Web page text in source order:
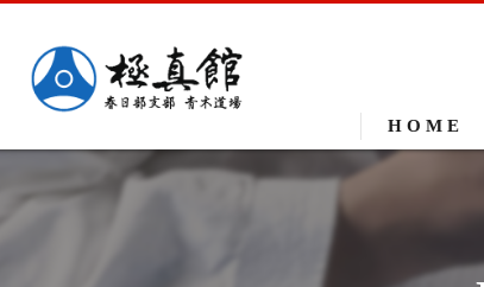
HOME